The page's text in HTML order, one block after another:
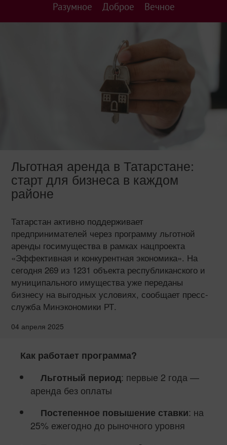
Разумное Доброе Вечное
Льготная аренда в Татарстане:
старт для бизнеса в каждом
районе
Татарстан активно поддерживает
предпринимателей через программу льготной
аренды госимущества в рамках нацпроекта
«Эффективная и конкурентная экономика». На
сегодня 269 из 1231 объекта республиканского и
муниципального имущества уже переданы
бизнесу на выгодных условиях, сообщает пресс-
служба Минэкономики РТ.
04 апреля 2025
Как работает программа?
Льготный период: первые 2 года —
аренда без оплаты
Постепенное повышение ставки: на
25% ежегодно до рыночного уровня